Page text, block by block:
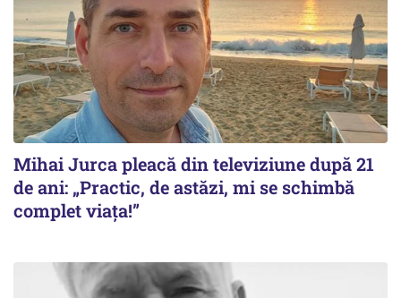
Mihai Jurca pleacă din televiziune după 21
de ani: „Practic, de astăzi, mi se schimbă
complet viața!”